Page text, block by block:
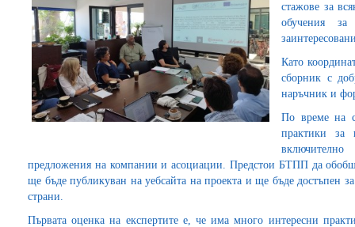
стажове за
обучения
Като
сборник с
наръчник и
По време на
практики за
предложения на компании и асоциации. Предстои БТПП да
ще бъде публикуван на уебсайта на проекта и ще бъде достъпен
страни.
Първата оценка на експертите е, че има много интересни